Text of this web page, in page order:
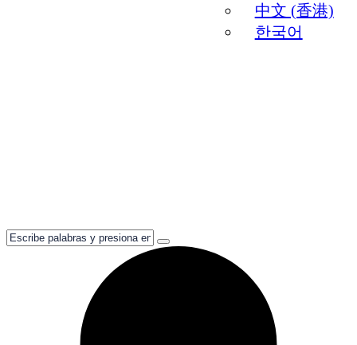
中文 (香港)
한국어